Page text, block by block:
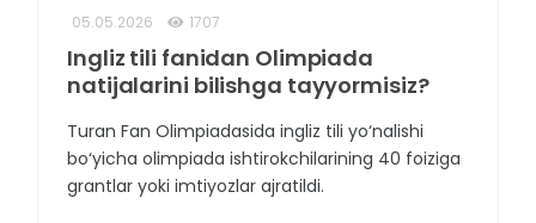
05.05.2026 1707
Ingliz tili fanidan Olimpiada
natijalarini bilishga tayyormisiz?
Turan Fan Olimpiadasida ingliz tili yo‘nalishi
bo‘yicha olimpiada ishtirokchilarining 40 foiziga
grantlar yoki imtiyozlar ajratildi.